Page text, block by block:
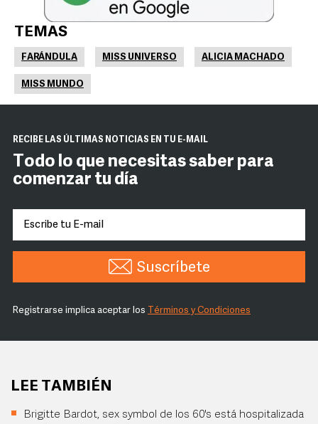
TEMAS
FARÁNDULA MISS UNIVERSO ALICIA MACHADO
MISS MUNDO
RECIBE LAS ÚLTIMAS NOTICIAS EN TU E-MAIL
Todo lo que necesitas saber para
comenzar tu día
Suscríbete
Registrarse implica aceptar los Términos y Condiciones
LEE TAMBIÉN
Brigitte Bardot, sex symbol de los 60's está hospitalizada